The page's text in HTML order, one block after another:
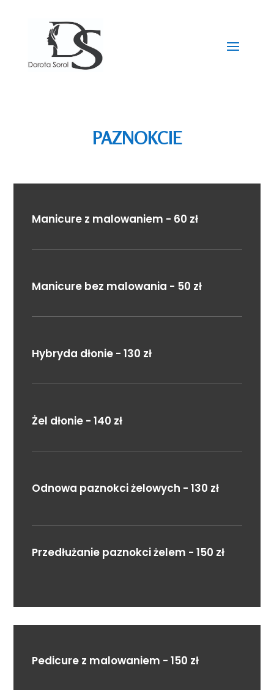
PAZNOKCIE
Manicure z malowaniem - 60 zł
Manicure bez malowania - 50 zł
Hybryda dłonie - 130 zł
Żel dłonie - 140 zł
Odnowa paznokci żelowych - 130 zł
Przedłużanie paznokci żelem - 150 zł
Pedicure z malowaniem - 150 zł